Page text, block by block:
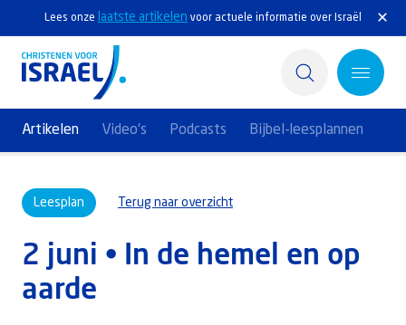
Lees onze laatste artikelen voor actuele informatie over Israël
Artikelen Video's Podcasts Bijbel-leesplannen
Actief
Ontdek
Steun Israël
Leesplan Terug naar overzicht
2 juni • In de hemel en op
aarde